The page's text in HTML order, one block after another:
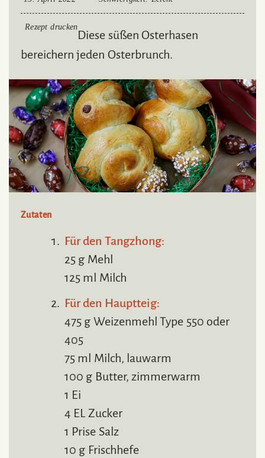
Rezept drucken
Diese süßen Osterhasen
bereichern jeden Osterbrunch.
Zutaten
Für den Tangzhong:
25 g Mehl
125 ml Milch
Für den Hauptteig:
475 g Weizenmehl Type 550 oder
405
75 ml Milch, lauwarm
100 g Butter, zimmerwarm
1 Ei
4 EL Zucker
1 Prise Salz
10 g Frischhefe